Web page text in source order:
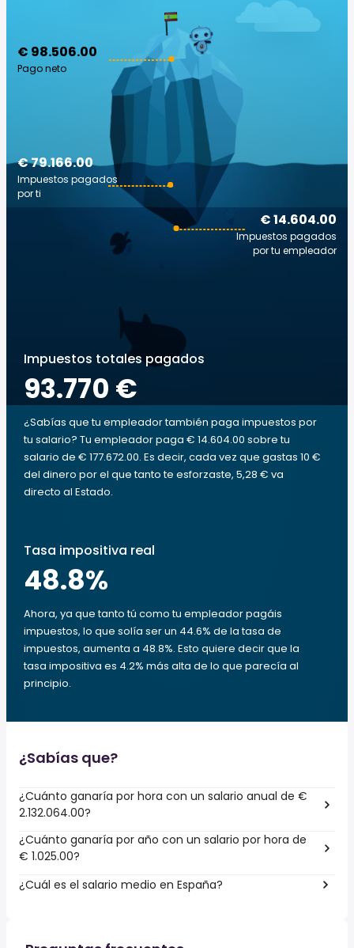
€ 98.506.00
Pago neto
€ 14.604.00
Impuestos pagados
por tu empleador
€ 79.166.00
Impuestos pagados
por ti
Impuestos totales pagados
93.770 €
¿Sabías que tu empleador también paga impuestos por
tu salario? Tu empleador paga € 14.604.00 sobre tu
salario de € 177.672.00. Es decir, cada vez que gastas 10 €
del dinero por el que tanto te esforzaste, 5,28 € va
directo al Estado.
Tasa impositiva real
48.8%
Ahora, ya que tanto tú como tu empleador pagáis
impuestos, lo que solía ser un 44.6% de la tasa de
impuestos, aumenta a 48.8%. Esto quiere decir que la
tasa impositiva es 4.2% más alta de lo que parecía al
principio.
¿Sabías que?
¿Cuánto ganaría por hora con un salario anual de €
2.132.064.00?
¿Cuánto ganaría por año con un salario por hora de
€ 1.025.00?
¿Cuál es el salario medio en España?